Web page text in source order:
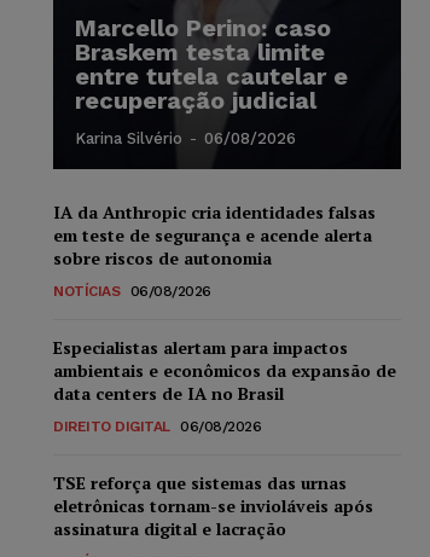
Marcello Perino: caso
Braskem testa limite
entre tutela cautelar e
recuperação judicial
Karina Silvério - 06/08/2026
IA da Anthropic cria identidades falsas
em teste de segurança e acende alerta
sobre riscos de autonomia
NOTÍCIAS 06/08/2026
Especialistas alertam para impactos
ambientais e econômicos da expansão de
data centers de IA no Brasil
DIREITO DIGITAL 06/08/2026
TSE reforça que sistemas das urnas
eletrônicas tornam-se invioláveis após
assinatura digital e lacração